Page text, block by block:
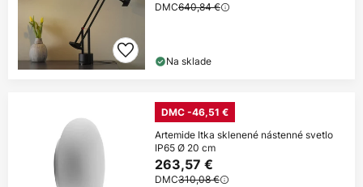
DMC640,84 €
Na sklade
DMC -46,51 €
Artemide Itka sklenené nástenné svetlo
IP65 Ø 20 cm
263,57 €
DMC310,08 €